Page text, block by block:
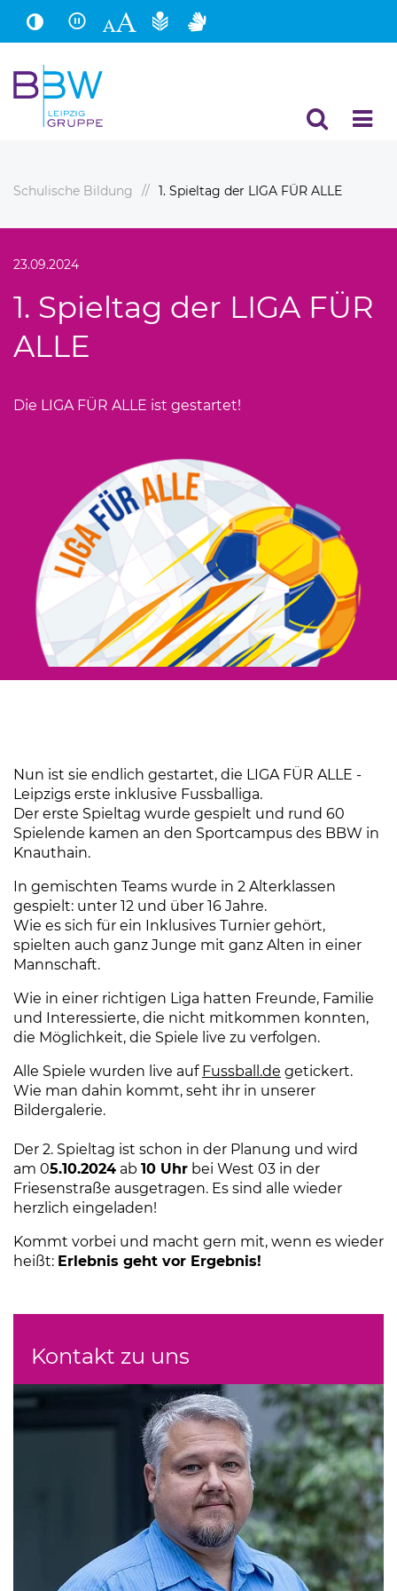
Hauptinhalt
Fußbereich
Schulische Bildung 1. Spieltag der LIGA FÜR ALLE
23.09.2024
1. Spieltag der LIGA FÜR
ALLE
Die LIGA FÜR ALLE ist gestartet!
Nun ist sie endlich gestartet, die LIGA FÜR ALLE -
Leipzigs erste inklusive Fussballiga.
Der erste Spieltag wurde gespielt und rund 60
Spielende kamen an den Sportcampus des BBW in
Knauthain.
In gemischten Teams wurde in 2 Alterklassen
gespielt: unter 12 und über 16 Jahre.
Wie es sich für ein Inklusives Turnier gehört,
spielten auch ganz Junge mit ganz Alten in einer
Mannschaft.
Wie in einer richtigen Liga hatten Freunde, Familie
und Interessierte, die nicht mitkommen konnten,
die Möglichkeit, die Spiele live zu verfolgen.
Alle Spiele wurden live auf Fussball.de (Link öffnet
getickert.
Wie man dahin kommt, seht ihr in unserer
Bildergalerie.
Der 2. Spieltag ist schon in der Planung und wird
am 05.10.2024 ab 10 Uhr bei West 03 in der
Friesenstraße ausgetragen. Es sind alle wieder
herzlich eingeladen!
Kommt vorbei und macht gern mit, wenn es wieder
heißt: Erlebnis geht vor Ergebnis!
Kontakt zu uns